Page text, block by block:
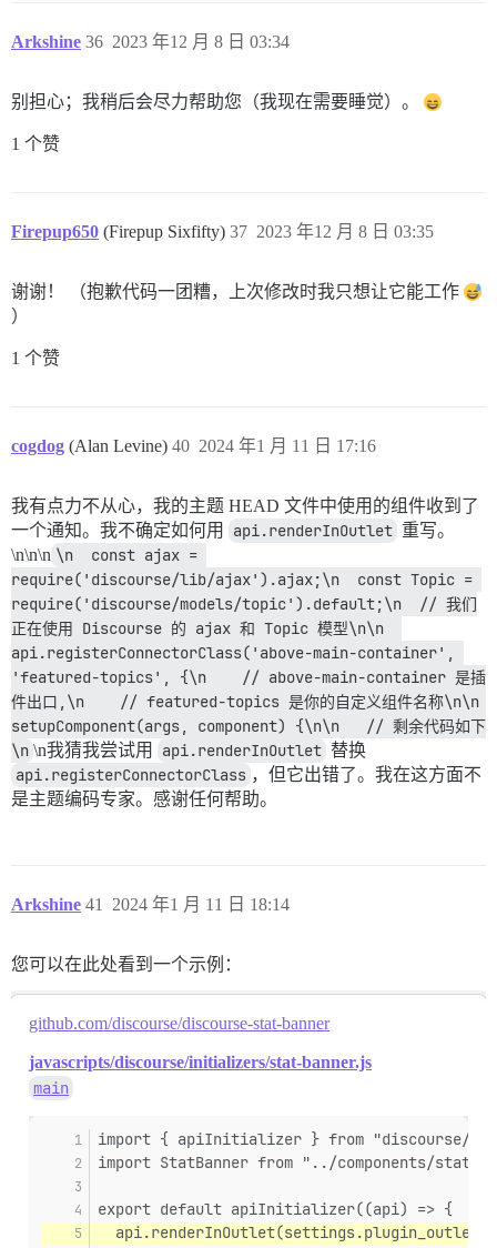
Arkshine 2023 年12 月 8 日 03:34
36
别担心；我稍后会尽力帮助您（我现在需要睡觉）。
1 个赞
Firepup650 (Firepup Sixfifty) 2023 年12 月 8 日 03:35
37
谢谢！ （抱歉代码一团糟，上次修改时我只想让它能工作
）
1 个赞
cogdog (Alan Levine) 2024 年1 月 11 日 17:16
40
我有点力不从心，我的主题 HEAD 文件中使用的组件收到了
一个通知。我不确定如何用
api.renderInOutlet 重写。
\n\n\n \n  const ajax =
require('discourse/lib/ajax').ajax;\n  const Topic =
require('discourse/models/topic').default;\n  // 我们
正在使用 Discourse 的 ajax 和 Topic 模型\n\n
api.registerConnectorClass('above-main-container',
'featured-topics', {\n    // above-main-container 是插
件出口,\n    // featured-topics 是你的自定义组件名称\n\n
setupComponent(args, component) {\n\n   // 剩余代码如下
\n \n我猜我尝试用 api.renderInOutlet 替换
api.registerConnectorClass ，但它出错了。我在这方面不
是主题编码专家。感谢任何帮助。
Arkshine 2024 年1 月 11 日 18:14
41
您可以在此处看到一个示例：
github.com/discourse/discourse-stat-banner
javascripts/discourse/initializers/stat-banner.js
main
import { apiInitializer } from "discourse/
import StatBanner from "../components/stat-
export default apiInitializer((api) => {